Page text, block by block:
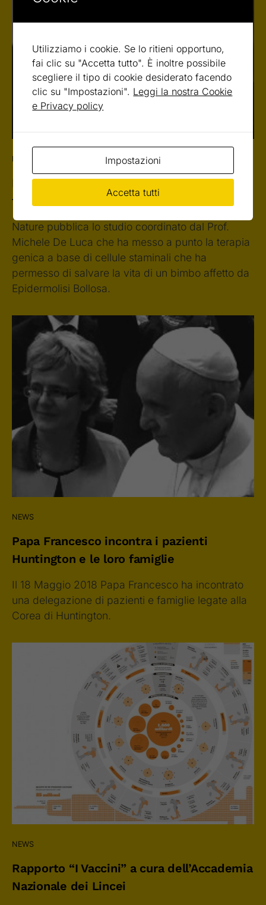
NEWS
La ricerca italiana ridà la vita al “bambino
farfalla”
Nature pubblica lo studio coordinato dal Prof.
Michele De Luca che ha messo a punto la terapia
genica a base di cellule staminali che ha
permesso di salvare la vita di un bimbo affetto da
Epidermolisi Bollosa.
NEWS
Papa Francesco incontra i pazienti
Huntington e le loro famiglie
Il 18 Maggio 2018 Papa Francesco ha incontrato
una delegazione di pazienti e famiglie legate alla
Corea di Huntington.
NEWS
Rapporto “I Vaccini” a cura dell’Accademia
Nazionale dei Lincei
Utilizziamo i cookie. Se lo ritieni opportuno,
fai clic su "Accetta tutto". È inoltre possibile
scegliere il tipo di cookie desiderato facendo
clic su "Impostazioni". Leggi la nostra Cookie
e Privacy policy
Impostazioni
Accetta tutti